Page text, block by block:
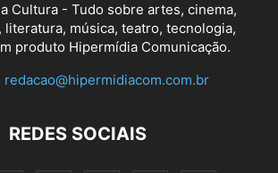
Cultura - Tudo sobre artes, cinema,
literatura, música, teatro, tecnologia,
produto Hipermídia Comunicação.
redacao@hipermidiacom.com.br
REDES SOCIAIS